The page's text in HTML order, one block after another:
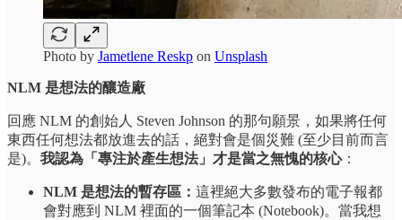
Photo by Jametlene Reskp on Unsplash
NLM 是想法的釀造廠
回應 NLM 的創始人 Steven Johnson 的那句願景，如果將任何
東西任何想法都放進去的話，絕對會是個災難 (至少目前而言
是)。 我認為「專注於產生想法」才是當之無愧的核心：
NLM 是想法的暫存區： 這裡絕大多數發布的電子報都
會對應到 NLM 裡面的一個筆記本 (Notebook)。當我想